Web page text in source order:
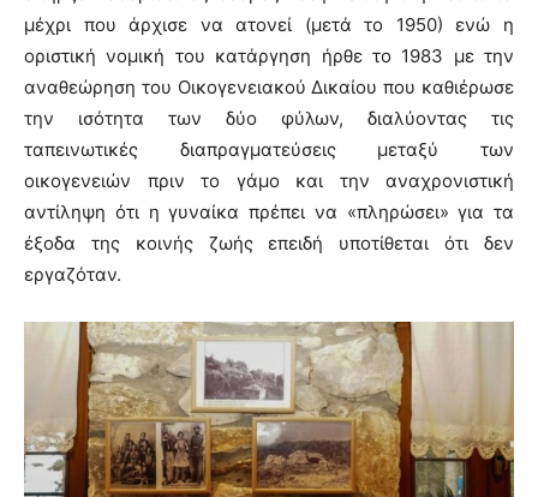
μέχρι που άρχισε να ατονεί (μετά το 1950) ενώ η
οριστική νομική του κατάργηση ήρθε το 1983 με την
αναθεώρηση του Οικογενειακού Δικαίου που καθιέρωσε
την ισότητα των δύο φύλων, διαλύοντας τις
ταπεινωτικές διαπραγματεύσεις μεταξύ των
οικογενειών πριν το γάμο και την αναχρονιστική
αντίληψη ότι η γυναίκα πρέπει να «πληρώσει» για τα
έξοδα της κοινής ζωής επειδή υποτίθεται ότι δεν
εργαζόταν.